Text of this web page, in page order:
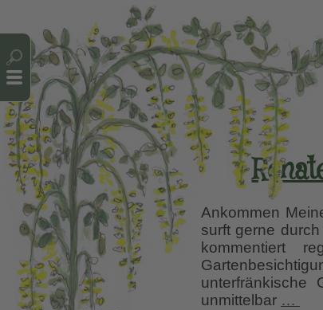
Ankommen
surft gerne durch
kommentiert
unterfränkische
unmittelbar …
Cookie-Einstellungen